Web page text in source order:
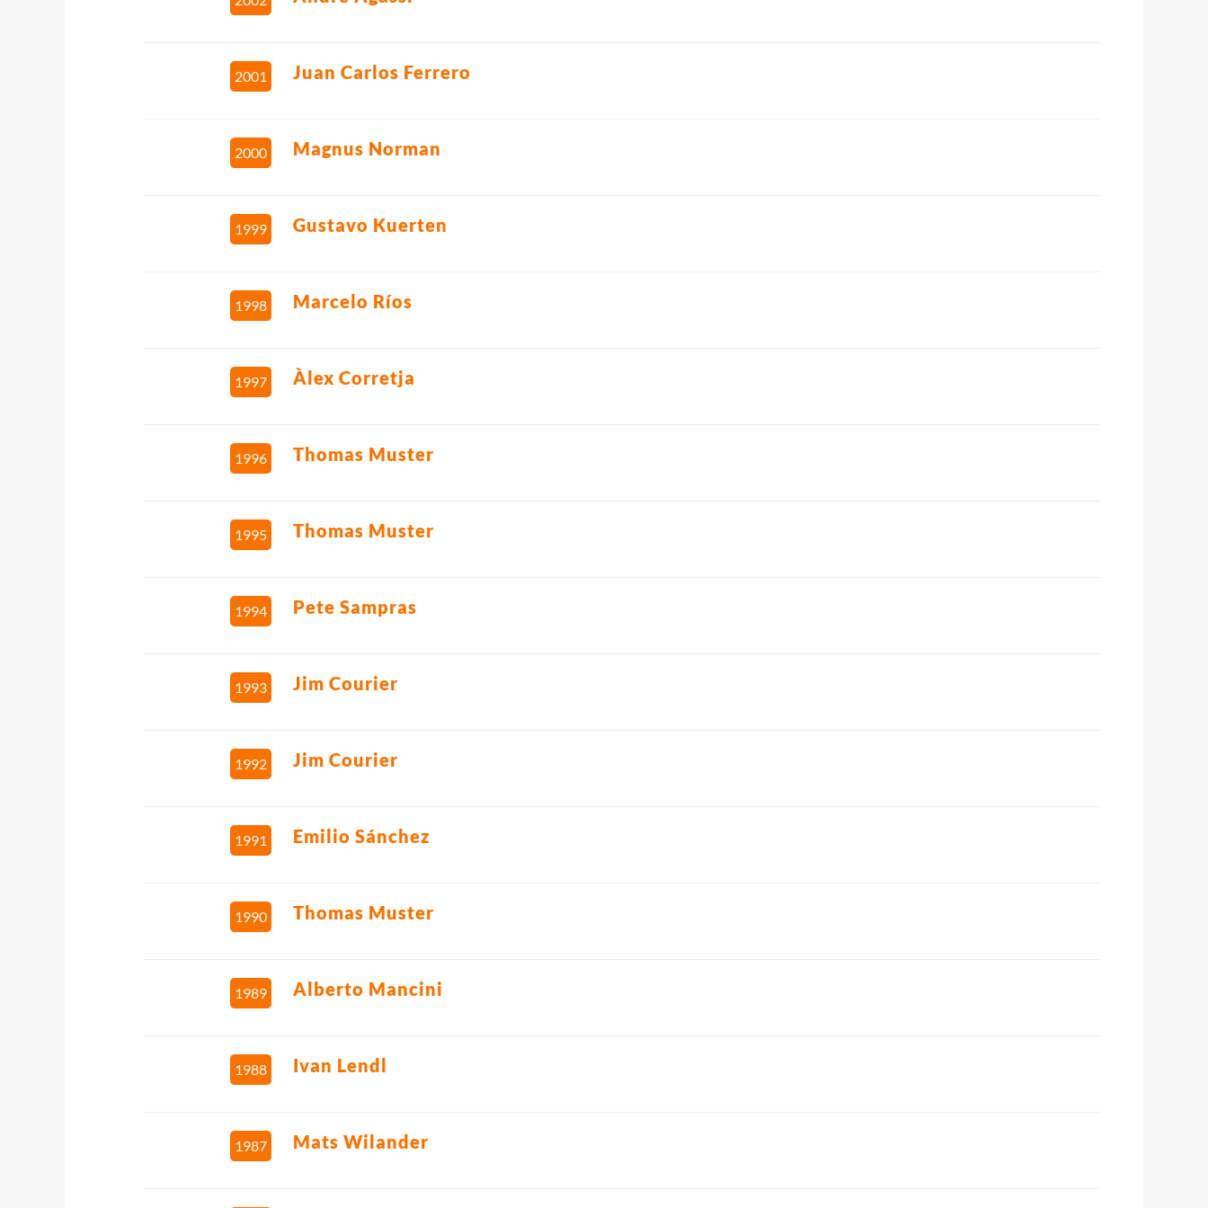
2001 Juan Carlos Ferrero
2000 Magnus Norman
1999 Gustavo Kuerten
1998 Marcelo Ríos
1997 Àlex Corretja
1996 Thomas Muster
1995 Thomas Muster
1994 Pete Sampras
1993 Jim Courier
1992 Jim Courier
1991 Emilio Sánchez
1990 Thomas Muster
1989 Alberto Mancini
1988 Ivan Lendl
1987 Mats Wilander